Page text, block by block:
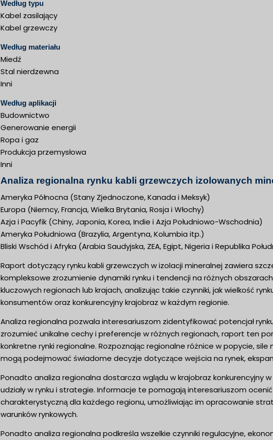
Według typu
Kabel zasilający
Kabel grzewczy
Według materiału
Miedź
Stal nierdzewna
Inni
Według aplikacji
Budownictwo
Generowanie energii
Ropa i gaz
Produkcja przemysłowa
Inni
Analiza regionalna rynku kabli grzewczych izolowanych
Ameryka Północna (Stany Zjednoczone, Kanada i Meksyk)
Europa (Niemcy, Francja, Wielka Brytania, Rosja i Włochy)
Azja i Pacyfik (Chiny, Japonia, Korea, Indie i Azja Południowo-Wschodnia)
Ameryka Południowa (Brazylia, Argentyna, Kolumbia itp.)
Bliski Wschód i Afryka (Arabia Saudyjska, ZEA, Egipt, Nigeria i Republika
Raport dotyczący rynku kabli grzewczych w izolacji mineralnej zawiera
kompleksowe zrozumienie dynamiki rynku i tendencji na różnych
kluczowych regionach lub krajach, analizując takie czynniki, jak wielkość
konsumentów oraz konkurencyjny krajobraz w każdym regionie.
Analiza regionalna pozwala interesariuszom zidentyfikować potencjał
zrozumieć unikalne cechy i preferencje w różnych regionach, raport ten
konkretne rynki regionalne. Rozpoznając regionalne różnice w popycie,
mogą podejmować świadome decyzje dotyczące wejścia na rynek,
Ponadto analiza regionalna dostarcza wglądu w krajobraz konkurencyjny
udziały w rynku i strategie. Informacje te pomagają interesariuszom
charakterystyczną dla każdego regionu, umożliwiając im opracowanie
warunków rynkowych.
Ponadto analiza regionalna podkreśla wszelkie czynniki regulacyjne,